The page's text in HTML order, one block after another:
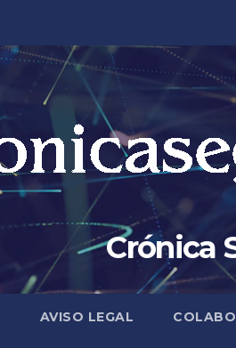
Crónica
AVISO LEGAL